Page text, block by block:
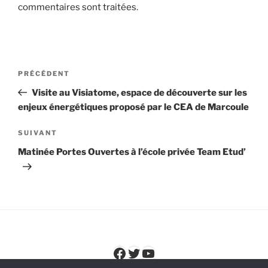
commentaires sont traitées.
Navigation
l’article
Article
précédent
PRÉCÉDENT
Visite au Visiatome, espace de découverte sur les
enjeux énergétiques proposé par le CEA de Marcoule
Article
suivant
SUIVANT
Matinée Portes Ouvertes à l’école privée Team Etud’
Facebook
Twitter
YouTube